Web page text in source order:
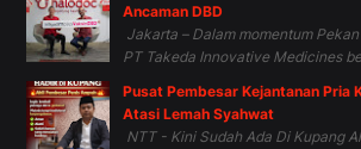
Ancaman DBD
Jakarta – Dalam momentum
PT Takeda Innovative Medicines
Pusat Pembesar Kejantanan Pria
Atasi Lemah Syahwat
NTT - Kini Sudah Ada Di Kupang